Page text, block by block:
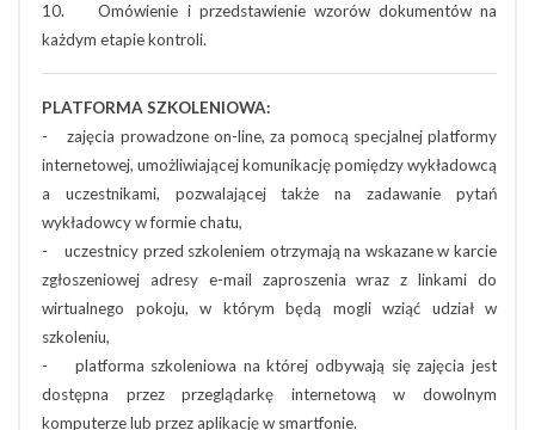
10. Omówienie i przedstawienie wzorów dokumentów na
każdym etapie kontroli.
PLATFORMA SZKOLENIOWA:
- zajęcia prowadzone on-line, za pomocą specjalnej platformy
internetowej, umożliwiającej komunikację pomiędzy wykładowcą
a uczestnikami, pozwalającej także na zadawanie pytań
wykładowcy w formie chatu,
- uczestnicy przed szkoleniem otrzymają na wskazane w karcie
zgłoszeniowej adresy e-mail zaproszenia wraz z linkami do
wirtualnego pokoju, w którym będą mogli wziąć udział w
szkoleniu,
- platforma szkoleniowa na której odbywają się zajęcia jest
dostępna przez przeglądarkę internetową w dowolnym
komputerze lub przez aplikację w smartfonie.